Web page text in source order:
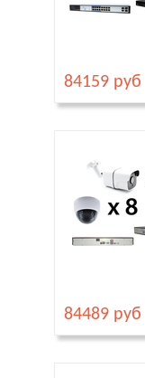
84159 руб
84489 руб